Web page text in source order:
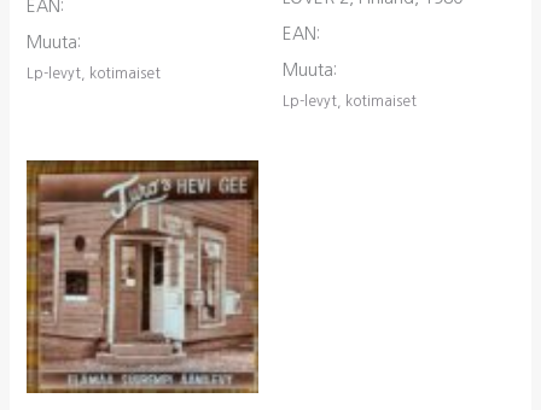
EAN:
Muuta:
Lp-levyt, kotimaiset
EAN:
Muuta:
Lp-levyt, kotimaiset